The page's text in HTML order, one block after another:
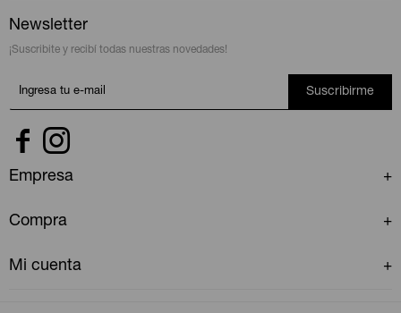
Newsletter
¡Suscribite y recibí todas nuestras novedades!
Suscribirme
 
Empresa
Compra
Mi cuenta